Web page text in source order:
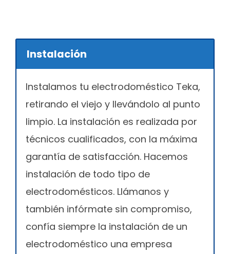
Instalación
Instalamos tu electrodoméstico Teka,
retirando el viejo y llevándolo al punto
limpio. La instalación es realizada por
técnicos cualificados, con la máxima
garantía de satisfacción. Hacemos
instalación de todo tipo de
electrodomésticos. Llámanos y
también infórmate sin compromiso,
confía siempre la instalación de un
electrodoméstico una empresa